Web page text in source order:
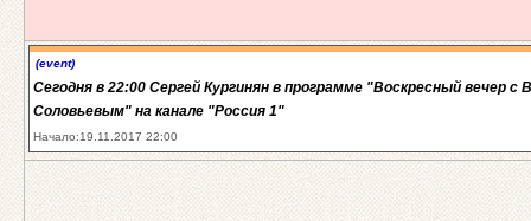
(event)
Сегодня в 22:00 Сергей Кургинян в программе "Воскресный вечер с
Соловьевым" на канале "Россия 1"
Начало:19.11.2017 22:00